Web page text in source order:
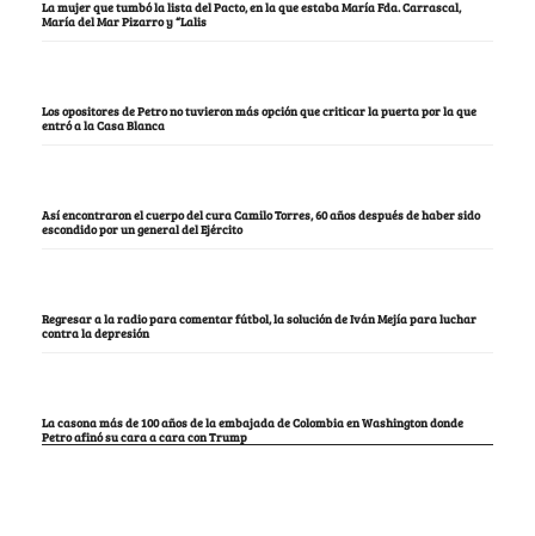
La mujer que tumbó la lista del Pacto, en la que estaba María Fda. Carrascal,
María del Mar Pizarro y “Lalis
Los opositores de Petro no tuvieron más opción que criticar la puerta por la que
entró a la Casa Blanca
Así encontraron el cuerpo del cura Camilo Torres, 60 años después de haber sido
escondido por un general del Ejército
Regresar a la radio para comentar fútbol, la solución de Iván Mejía para luchar
contra la depresión
La casona más de 100 años de la embajada de Colombia en Washington donde
Petro afinó su cara a cara con Trump